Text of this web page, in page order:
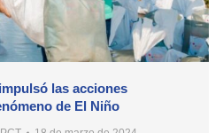
las acciones
de El Niño